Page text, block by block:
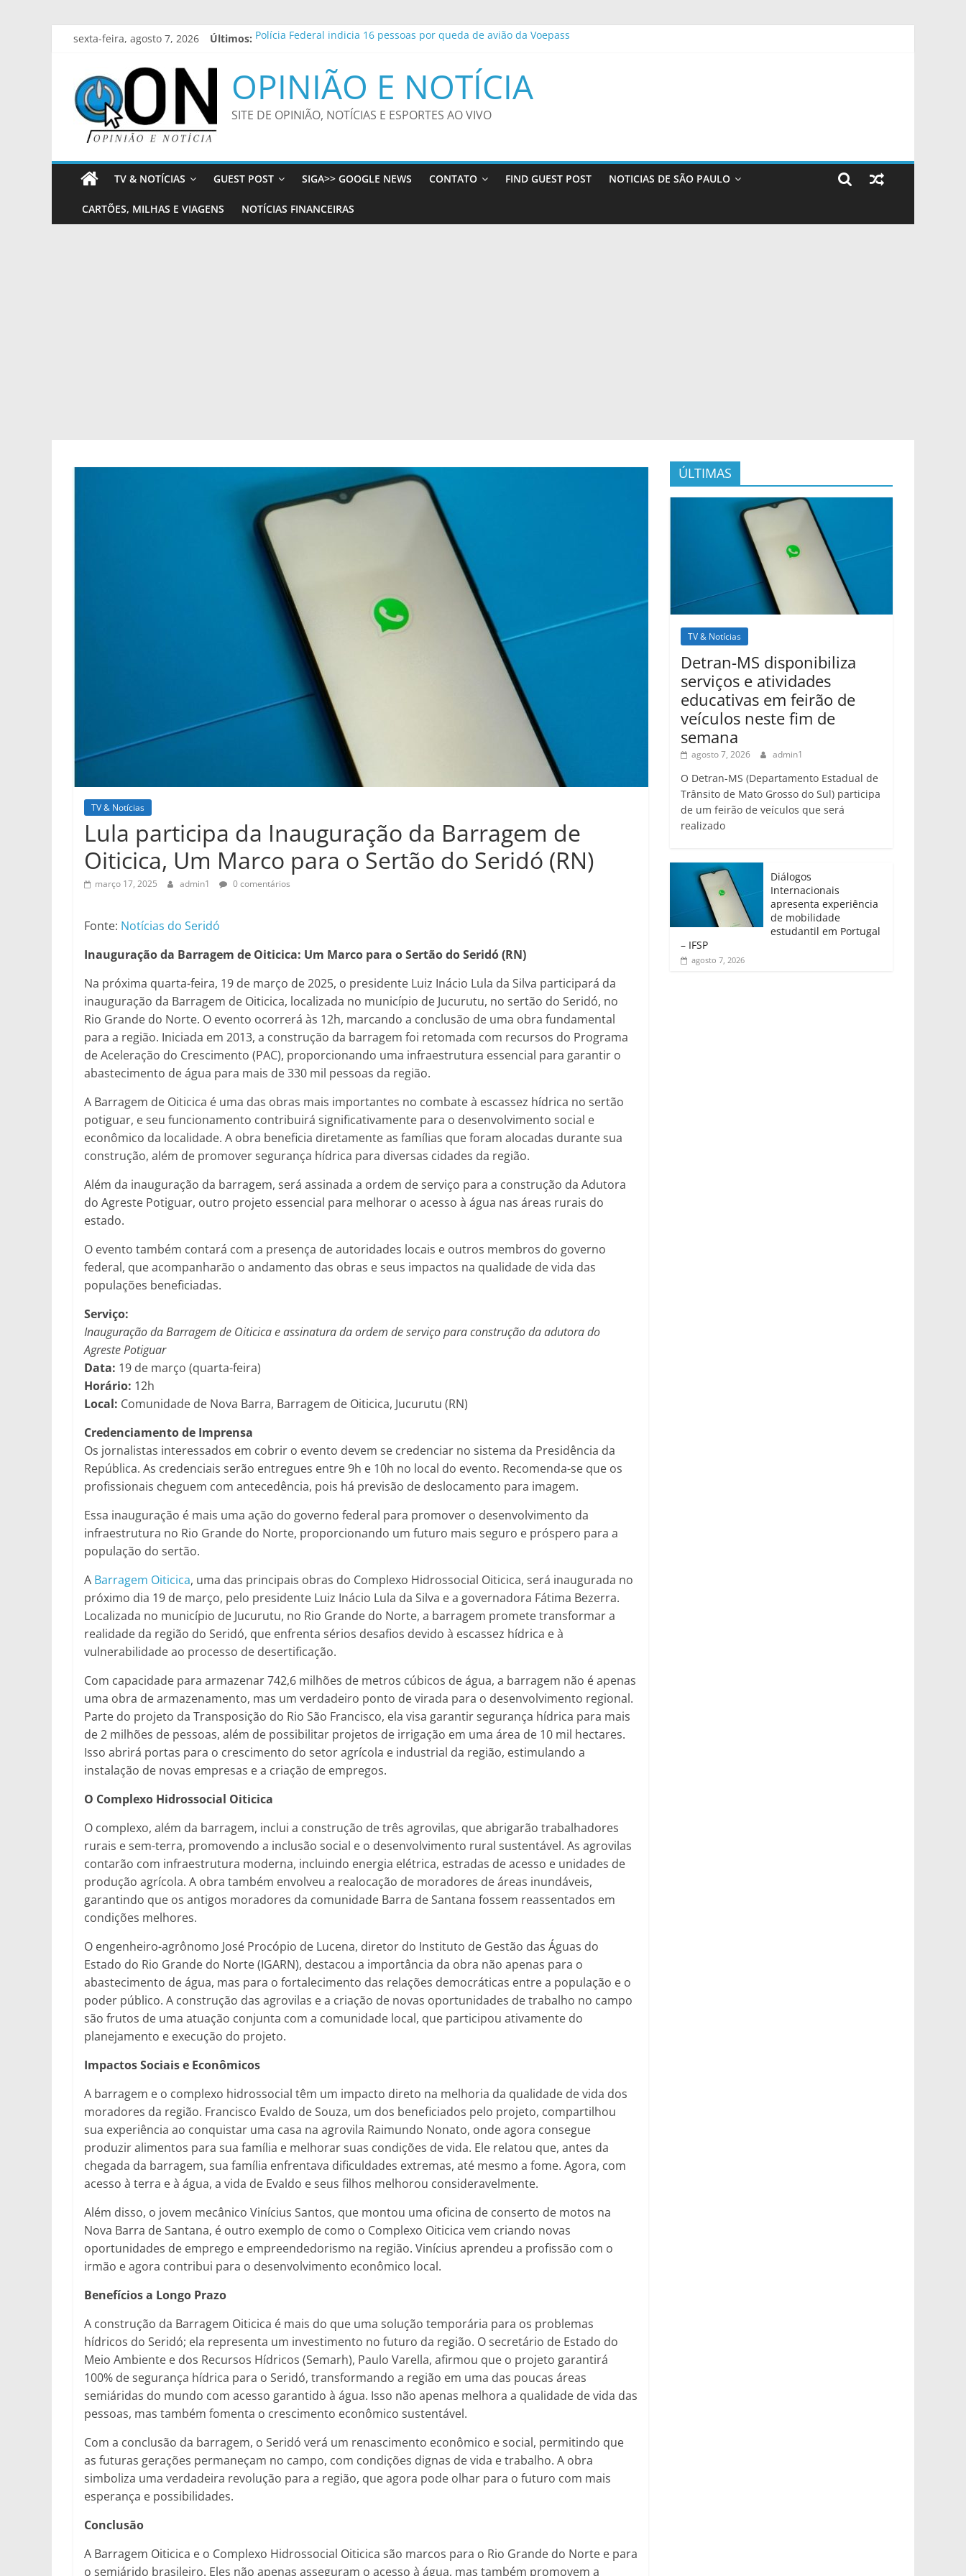
Pular
conteúdo
sexta-feira, agosto 7, 2026 Últimos: Polícia Federal indicia 16 pessoas por queda de avião da Voepass
Diálogos Internacionais apresenta experiência de mobilidade estudantil em Portugal – IFSP
Pesquisa do Procon-JP registra queda nos menores preços da gasolina comum e do álcool
Trump assina decretos e restringe cidadania por nascimento
OPINIÃO E NOTÍCIA
SITE DE OPINIÃO, NOTÍCIAS E ESPORTES AO VIVO
TV & NOTÍCIAS GUEST POST SIGA>> GOOGLE NEWS CONTATO FIND GUEST POST NOTICIAS DE SÃO PAULO
CARTÕES, MILHAS E VIAGENS NOTÍCIAS FINANCEIRAS
TV & Notícias
Lula participa da Inauguração da Barragem de
Oiticica, Um Marco para o Sertão do Seridó (RN)
março 17, 2025 admin1 0 comentários
Fonte: Notícias do Seridó
Inauguração da Barragem de Oiticica: Um Marco para o Sertão do Seridó (RN)
Na próxima quarta-feira, 19 de março de 2025, o presidente Luiz Inácio Lula da Silva participará da
inauguração da Barragem de Oiticica, localizada no município de Jucurutu, no sertão do Seridó, no
Rio Grande do Norte. O evento ocorrerá às 12h, marcando a conclusão de uma obra fundamental
para a região. Iniciada em 2013, a construção da barragem foi retomada com recursos do Programa
de Aceleração do Crescimento (PAC), proporcionando uma infraestrutura essencial para garantir o
abastecimento de água para mais de 330 mil pessoas da região.
A Barragem de Oiticica é uma das obras mais importantes no combate à escassez hídrica no sertão
potiguar, e seu funcionamento contribuirá significativamente para o desenvolvimento social e
econômico da localidade. A obra beneficia diretamente as famílias que foram alocadas durante sua
construção, além de promover segurança hídrica para diversas cidades da região.
Além da inauguração da barragem, será assinada a ordem de serviço para a construção da Adutora
do Agreste Potiguar, outro projeto essencial para melhorar o acesso à água nas áreas rurais do
estado.
O evento também contará com a presença de autoridades locais e outros membros do governo
federal, que acompanharão o andamento das obras e seus impactos na qualidade de vida das
populações beneficiadas.
Serviço:
Inauguração da Barragem de Oiticica e assinatura da ordem de serviço para construção da adutora do
Agreste Potiguar
Data: 19 de março (quarta-feira)
Horário: 12h
Local: Comunidade de Nova Barra, Barragem de Oiticica, Jucurutu (RN)
Credenciamento de Imprensa
Os jornalistas interessados em cobrir o evento devem se credenciar no sistema da Presidência da
República. As credenciais serão entregues entre 9h e 10h no local do evento. Recomenda-se que os
profissionais cheguem com antecedência, pois há previsão de deslocamento para imagem.
Essa inauguração é mais uma ação do governo federal para promover o desenvolvimento da
infraestrutura no Rio Grande do Norte, proporcionando um futuro mais seguro e próspero para a
população do sertão.
A Barragem Oiticica, uma das principais obras do Complexo Hidrossocial Oiticica, será inaugurada no
próximo dia 19 de março, pelo presidente Luiz Inácio Lula da Silva e a governadora Fátima Bezerra.
Localizada no município de Jucurutu, no Rio Grande do Norte, a barragem promete transformar a
realidade da região do Seridó, que enfrenta sérios desafios devido à escassez hídrica e à
vulnerabilidade ao processo de desertificação.
Com capacidade para armazenar 742,6 milhões de metros cúbicos de água, a barragem não é apenas
uma obra de armazenamento, mas um verdadeiro ponto de virada para o desenvolvimento regional.
Parte do projeto da Transposição do Rio São Francisco, ela visa garantir segurança hídrica para mais
de 2 milhões de pessoas, além de possibilitar projetos de irrigação em uma área de 10 mil hectares.
Isso abrirá portas para o crescimento do setor agrícola e industrial da região, estimulando a
instalação de novas empresas e a criação de empregos.
O Complexo Hidrossocial Oiticica
O complexo, além da barragem, inclui a construção de três agrovilas, que abrigarão trabalhadores
rurais e sem-terra, promovendo a inclusão social e o desenvolvimento rural sustentável. As agrovilas
contarão com infraestrutura moderna, incluindo energia elétrica, estradas de acesso e unidades de
produção agrícola. A obra também envolveu a realocação de moradores de áreas inundáveis,
garantindo que os antigos moradores da comunidade Barra de Santana fossem reassentados em
condições melhores.
O engenheiro-agrônomo José Procópio de Lucena, diretor do Instituto de Gestão das Águas do
Estado do Rio Grande do Norte (IGARN), destacou a importância da obra não apenas para o
abastecimento de água, mas para o fortalecimento das relações democráticas entre a população e o
poder público. A construção das agrovilas e a criação de novas oportunidades de trabalho no campo
são frutos de uma atuação conjunta com a comunidade local, que participou ativamente do
planejamento e execução do projeto.
Impactos Sociais e Econômicos
A barragem e o complexo hidrossocial têm um impacto direto na melhoria da qualidade de vida dos
moradores da região. Francisco Evaldo de Souza, um dos beneficiados pelo projeto, compartilhou
sua experiência ao conquistar uma casa na agrovila Raimundo Nonato, onde agora consegue
produzir alimentos para sua família e melhorar suas condições de vida. Ele relatou que, antes da
chegada da barragem, sua família enfrentava dificuldades extremas, até mesmo a fome. Agora, com
acesso à terra e à água, a vida de Evaldo e seus filhos melhorou consideravelmente.
Além disso, o jovem mecânico Vinícius Santos, que montou uma oficina de conserto de motos na
Nova Barra de Santana, é outro exemplo de como o Complexo Oiticica vem criando novas
oportunidades de emprego e empreendedorismo na região. Vinícius aprendeu a profissão com o
irmão e agora contribui para o desenvolvimento econômico local.
Benefícios a Longo Prazo
A construção da Barragem Oiticica é mais do que uma solução temporária para os problemas
hídricos do Seridó; ela representa um investimento no futuro da região. O secretário de Estado do
Meio Ambiente e dos Recursos Hídricos (Semarh), Paulo Varella, afirmou que o projeto garantirá
100% de segurança hídrica para o Seridó, transformando a região em uma das poucas áreas
semiáridas do mundo com acesso garantido à água. Isso não apenas melhora a qualidade de vida das
pessoas, mas também fomenta o crescimento econômico sustentável.
Com a conclusão da barragem, o Seridó verá um renascimento econômico e social, permitindo que
as futuras gerações permaneçam no campo, com condições dignas de vida e trabalho. A obra
simboliza uma verdadeira revolução para a região, que agora pode olhar para o futuro com mais
esperança e possibilidades.
Conclusão
A Barragem Oiticica e o Complexo Hidrossocial Oiticica são marcos para o Rio Grande do Norte e para
o semiárido brasileiro. Eles não apenas asseguram o acesso à água, mas também promovem a
ÚLTIMAS
TV & Notícias
Detran-MS disponibiliza
serviços e atividades
educativas em feirão de
veículos neste fim de
semana
agosto 7, 2026 admin1
O Detran-MS (Departamento Estadual de
Trânsito de Mato Grosso do Sul) participa
de um feirão de veículos que será
realizado
Diálogos
Internacionais
apresenta experiência
de mobilidade
estudantil em Portugal
– IFSP
agosto 7, 2026